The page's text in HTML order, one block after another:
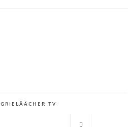
GRIELÄÄCHER TV